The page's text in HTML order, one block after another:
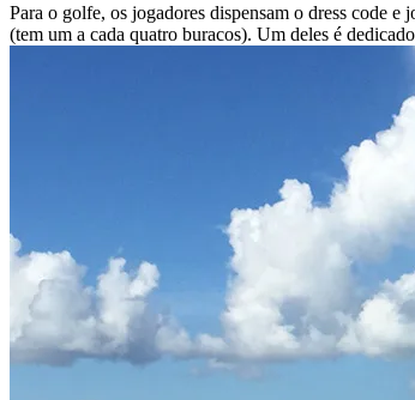
Para o golfe, os jogadores dispensam o dress code e
(tem um a cada quatro buracos). Um deles é